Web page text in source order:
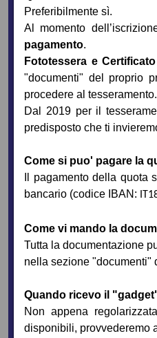
Preferibilmente sì.
Al momento
pagamento.
Fototessera e
"documenti" del proprio
procedere al tesseramento.
Dal 2019 per il
predisposto che ti
Come si puo' pagare la
Il pagamento della quota
bancario (codice IBAN:
Come vi mando la
Tutta la documentazione
nella sezione "documenti"
Quando ricevo il
Non appena
disponibili, provvederemo